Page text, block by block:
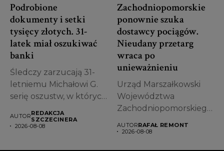
Podrobione
dokumenty i setki
tysięcy złotych. 31-
latek miał oszukiwać
banki
Śledczy zarzucają 31-
letniemu Michałowi G.
serię oszustw, w których
AUTORREDAKCJA
SZCZECINERA
2026-08-08
Zachodniopomorskie
ponownie szuka
dostawcy pociągów.
Nieudany przetarg
wraca po
unieważnieniu
Urząd Marszałkowski
Województwa
Zachodniopomorskiego
przetarg na dostawę
AUTORRAFAŁ REMONT
2026-08-08